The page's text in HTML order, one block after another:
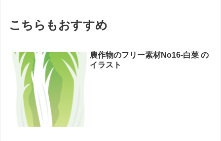
こちらもおすすめ
農作物のフリー素材No16-白菜 の
イラスト